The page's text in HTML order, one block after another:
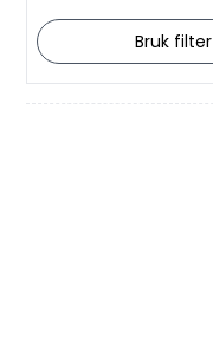
Bruk filter